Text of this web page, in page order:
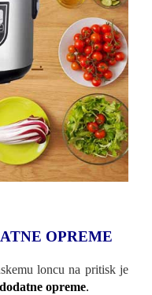
OPREME
loncu na pritisk je
opreme.